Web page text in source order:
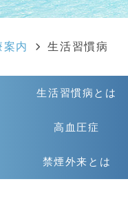
案内 生活習慣病
生活習慣病とは
高血圧症
禁煙外来とは